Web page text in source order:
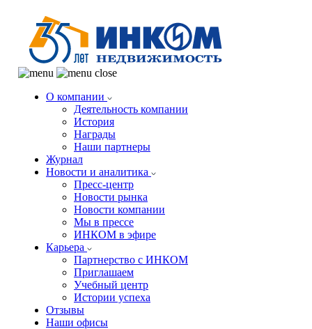
О компании
Деятельность компании
История
Награды
Наши партнеры
Журнал
Новости и аналитика
Пресс-центр
Новости рынка
Новости компании
Мы в прессе
ИНКОМ в эфире
Карьера
Партнерство с ИНКОМ
Приглашаем
Учебный центр
Истории успеха
Отзывы
Наши офисы